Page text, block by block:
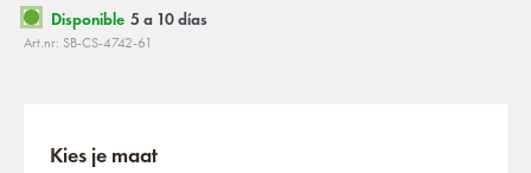
Disponible 5 a 10 días
Art.nr: SB-CS-4742-61
Kies je maat